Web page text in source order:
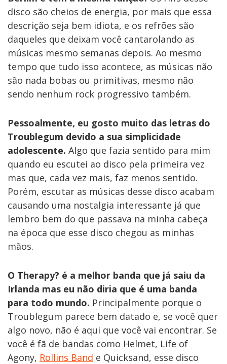
disco são cheios de energia, por mais que essa
descrição seja bem idiota, e os refrões são
daqueles que deixam você cantarolando as
músicas mesmo semanas depois. Ao mesmo
tempo que tudo isso acontece, as músicas não
são nada bobas ou primitivas, mesmo não
sendo nenhum rock progressivo também.
Pessoalmente, eu gosto muito das letras do
Troublegum devido a sua simplicidade
adolescente. Algo que fazia sentido para mim
quando eu escutei ao disco pela primeira vez
mas que, cada vez mais, faz menos sentido.
Porém, escutar as músicas desse disco acabam
causando uma nostalgia interessante já que
lembro bem do que passava na minha cabeça
na época que esse disco chegou as minhas
mãos.
O Therapy? é a melhor banda que já saiu da
Irlanda mas eu não diria que é uma banda
para todo mundo. Principalmente porque o
Troublegum parece bem datado e, se você quer
algo novo, não é aqui que você vai encontrar. Se
você é fã de bandas como Helmet, Life of
Agony, Rollins Band e Quicksand, esse disco